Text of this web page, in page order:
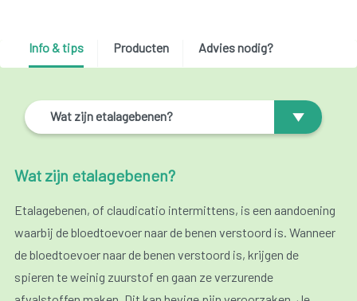
Info & tips Producten Advies nodig?
Wat zijn etalagebenen?
Wat zijn etalagebenen?
Etalagebenen, of claudicatio intermittens, is een aandoening
waarbij de bloedtoevoer naar de benen verstoord is. Wanneer
de bloedtoevoer naar de benen verstoord is, krijgen de
spieren te weinig zuurstof en gaan ze verzurende